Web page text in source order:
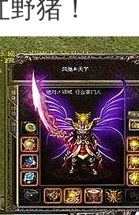
猪！